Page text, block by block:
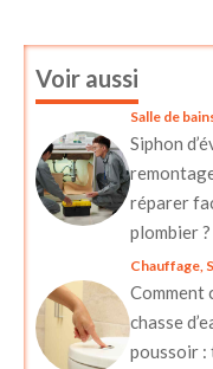
Voir aussi
Salle de
Siphon
réparer
plombier ?
Chauffage,
Comment
chasse
poussoir